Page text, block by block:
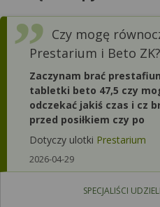
Czy mogę
Prestarium i Beto ZK?
Zaczynam brać
tabletki beto 47,5 czy
odczekać jakiś czas i cz
przed posiłkiem czy po
Dotyczy ulotki Prestarium
2026-04-29
SPECJALIŚCI